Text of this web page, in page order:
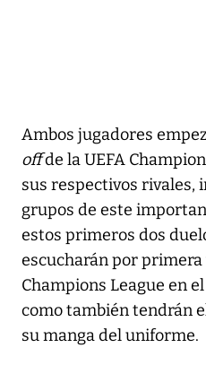
Ambos jugadores
offde la UEFA
sus respectivos rivales,
grupos de este
estos primeros dos
escucharán por primera
Champions League en
como también tendrán
su manga del uniforme.